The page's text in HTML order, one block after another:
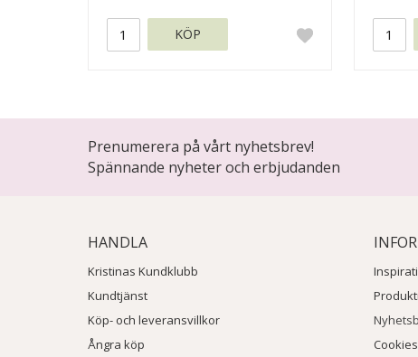
KÖP
Prenumerera på vårt nyhetsbrev!
Spännande nyheter och erbjudanden
HANDLA
Kristinas Kundklubb
Kundtjänst
Köp- och leveransvillkor
Ångra köp
Cookies